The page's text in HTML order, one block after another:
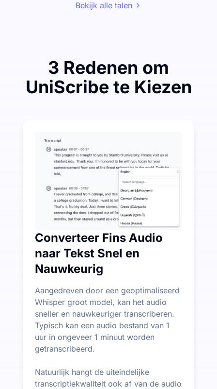
Bekijk alle talen
3 Redenen om
UniScribe te Kiezen
UniScribe biedt elke maand 120 minuten gratis
Meer AI-functies beschikbaar naast Audio-naar-tekst
Genereer automatisch samenvattingen,
Converteer Fins Audio
naar Tekst Snel en
Nauwkeurig
Aangedreven door een geoptimaliseerd
Whisper groot model, kan het audio
sneller en nauwkeuriger transcriberen.
Typisch kan een audio bestand van 1
uur in ongeveer 1 minuut worden
getranscribeerd.
Natuurlijk hangt de uiteindelijke
transcriptiekwaliteit ook af van de audio